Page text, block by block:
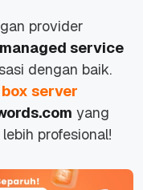
provider
managed service
dengan baik.
server
yang
profesional!